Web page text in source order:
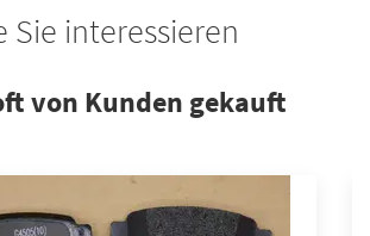
Sie interessieren
von Kunden gekauft